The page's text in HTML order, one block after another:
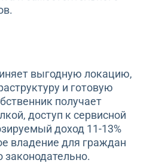
выгодную локацию,
и готовую
получает
доступ к сервисной
доход 11-13%
владение для граждан
законодательно.